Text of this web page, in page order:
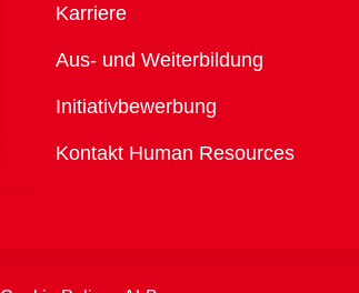
Übersicht
Karriere
Aus- und Weiterbildung
Initiativbewerbung
Kontakt Human Resources